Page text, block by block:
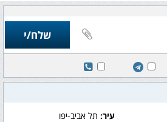
עיר:תל אביב-יפו